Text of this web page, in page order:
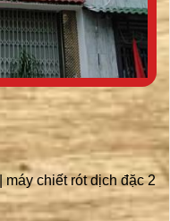
máy chiết rót dịch đặc 2